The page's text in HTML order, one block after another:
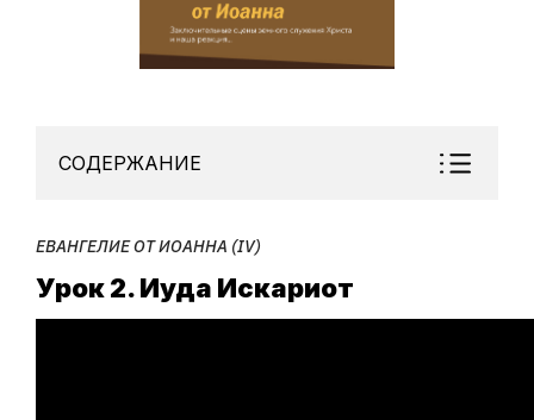
СОДЕРЖАНИЕ
ЕВАНГЕЛИЕ ОТ ИОАННА (IV)
Урок 2. Иуда Искариот